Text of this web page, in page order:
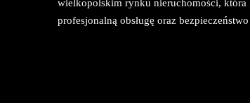
wielkopolskim rynku nieruchomości, która
profesjonalną obsługę oraz